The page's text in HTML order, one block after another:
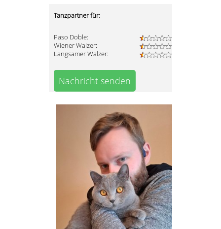
Tanzpartner für:
Paso Doble:
Wiener Walzer:
Langsamer Walzer:
Nachricht senden